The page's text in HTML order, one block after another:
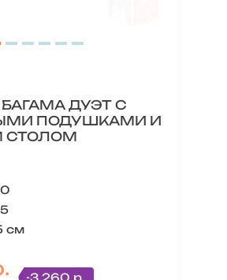
ДУЭТ С
ПОДУШКАМИ И
СТОЛОМ
см
-3 260 р.